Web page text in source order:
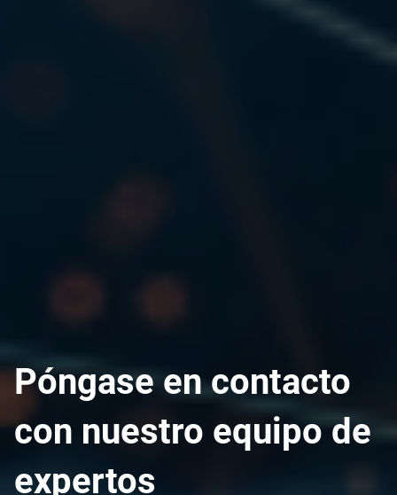
Póngase en contacto
con nuestro equipo de
expertos